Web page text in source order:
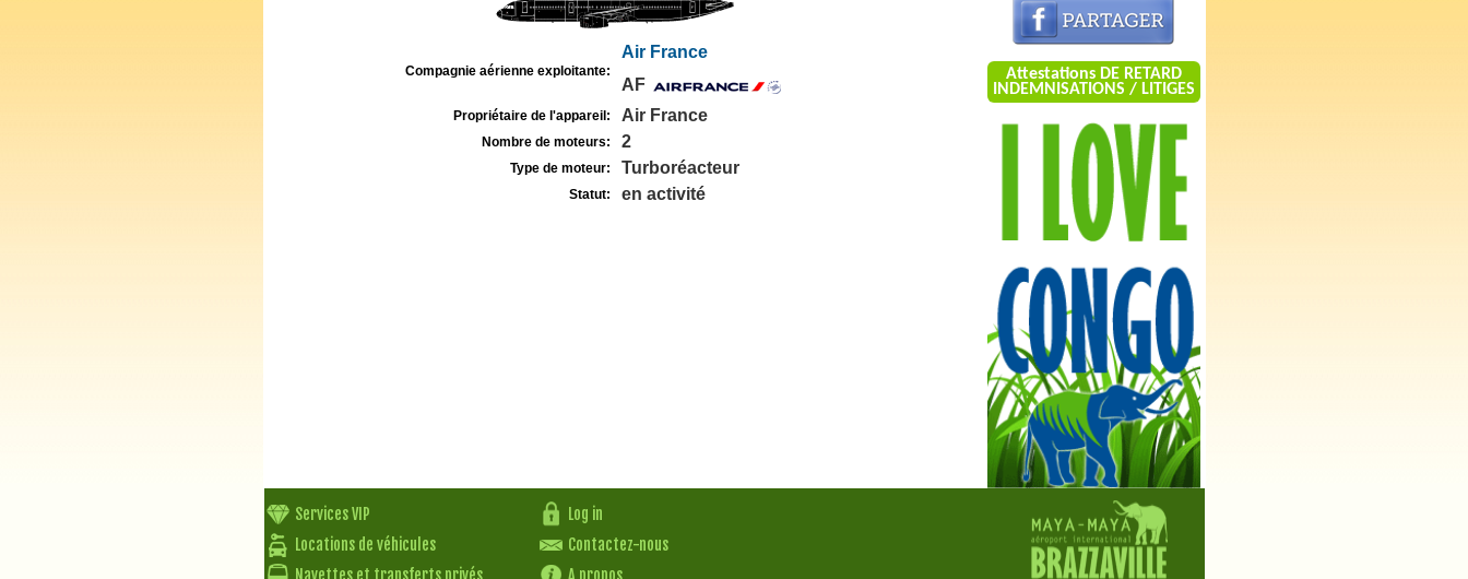
Compagnie aérienne exploitante:
Air France
AF
Propriétaire de l'appareil: Air France
Nombre de moteurs: 2
Type de moteur: Turboréacteur
Statut: en activité
Attestations DE RETARD
INDEMNISATIONS / LITIGES
Services VIP
Locations de véhicules
Navettes et transferts privés
Log in
Contactez-nous
A propos